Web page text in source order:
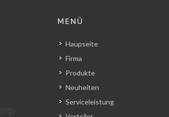
MENÜ
Haupseite
Firma
Produkte
Neuheiten
Serviceleistung